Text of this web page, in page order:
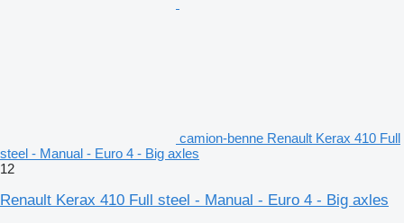
camion-benne Renault Kerax 410 Full
steel - Manual - Euro 4 - Big axles
12
Renault Kerax 410 Full steel - Manual - Euro 4 - Big axles